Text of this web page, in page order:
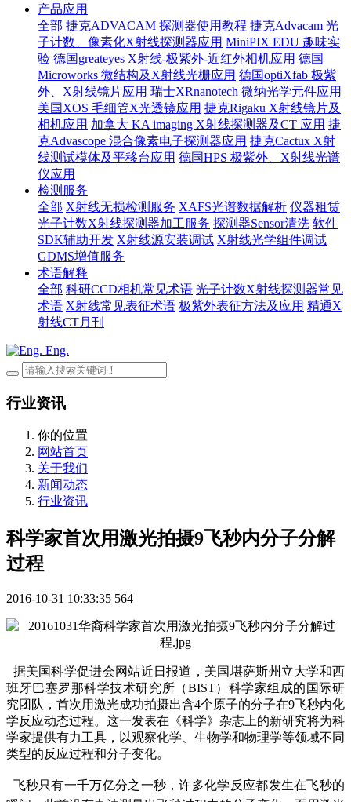
产品应用
全部 捷克ADVACAM 探测器使用教程 捷克Advacam 光
子计数、像素化X射线探测器应用 MiniPIX EDU 趣味实
验 德国greateyes X射线-极紫外-近红外相机应用 德国
Microworks 微结构及X射线光栅应用 德国optiXfab 极紫
外、X射线镜片应用 瑞士XRnanotech 微纳光学元件应用
美国XOS 毛细管X光透镜应用 捷克Rigaku X射线镜片及
相机应用 加拿大 KA imaging X射线探测器及CT 应用 捷
克Advascope 混合像素电子探测器应用 捷克Cactux X射
线测试模体及平移台应用 德国HPS 极紫外、X射线光谱
仪应用
检测服务
全部 X射线无损检测服务 XAFS光谱数据解析 仪器租赁
光子计数X射线探测器加工服务 探测器Sensor清洗 软件
SDK辅助开发 X射线源安装调试 X射线光学组件调试
GDMS增值服务
术语解释
全部 科研CCD相机常见术语 光子计数X射线探测器常见
术语 X射线常见表征术语 极紫外表征方法及应用 精通X
射线CT月刊
Eng.
行业资讯
你的位置
网站首页
关于我们
新闻动态
行业资讯
科学家首次用激光拍摄9飞秒内分子分解
过程
2016-10-31 10:33:35 564
据美国科学促进会网站近日报道，美国堪萨斯州立大学和西
班牙巴塞罗那科学技术研究所（BIST）科学家组成的国际研
究团队，首次用激光成功拍摄出含4个原子的分子在9飞秒内化
学反应动态过程。这一发表在《科学》杂志上的新研究将为科
学家提供有力工具，以观察化学、生物学和物理学等领域不同
类型的反应过程和分子变化。
飞秒只有一千万亿分之一秒，许多化学反应都发生在飞秒的